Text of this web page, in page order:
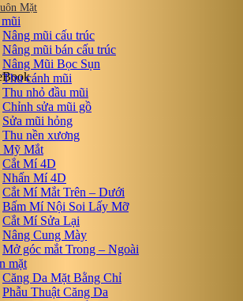
Mặt
Nâng mũi cấu trúc
Nâng mũi bán cấu trúc
Nâng Mũi Bọc Sụn
Thu cánh mũi
Thu nhỏ đầu mũi
Chỉnh sửa mũi gồ
Sửa mũi hỏng
Thu nền xương
Mỹ Mắt
Cắt Mí 4D
Nhấn Mí 4D
Cắt Mí Mắt Trên – Dưới
Bấm Mí Nội Soi Lấy Mỡ
Cắt Mí Sửa Lại
Nâng Cung Mày
Mở góc mắt Trong – Ngoài
mặt
Căng Da Mặt Bằng Chỉ
Phẫu Thuật Căng Da